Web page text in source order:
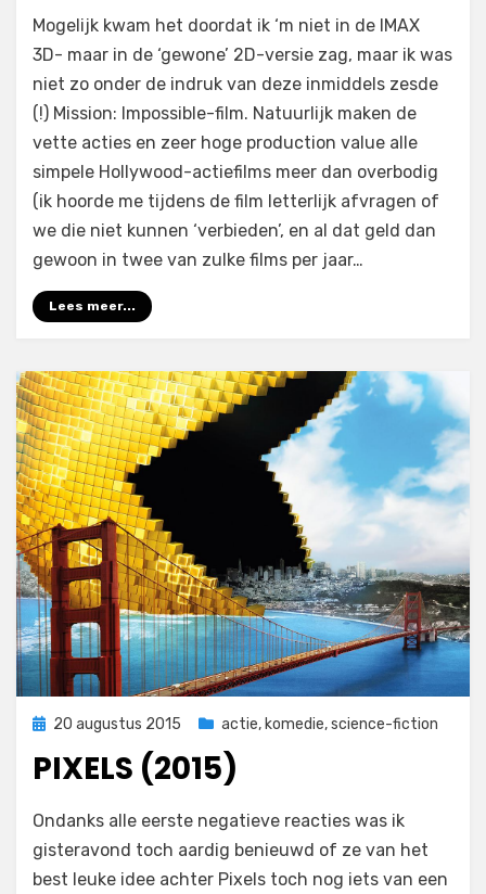
doorFilmofiel.nl
Laat een reactie achter
op
Impossible
–
Fallout
(2018)
Mogelijk kwam het doordat ik ‘m niet in de IMAX
3D- maar in de ‘gewone’ 2D-versie zag, maar ik was
niet zo onder de indruk van deze inmiddels zesde
(!) Mission: Impossible-film. Natuurlijk maken de
vette acties en zeer hoge production value alle
simpele Hollywood-actiefilms meer dan overbodig
(ik hoorde me tijdens de film letterlijk afvragen of
we die niet kunnen ‘verbieden’, en al dat geld dan
gewoon in twee van zulke films per jaar…
Lees meer...
Geplaatst
20 augustus 2015 actie, komedie,science-fiction
PIXELS (2015)
door Filmofiel.nl
Laat een reactie achter
Pixels
(2015)
Ondanks alle eerste negatieve reacties was ik
gisteravond toch aardig benieuwd of ze van het
best leuke idee achter Pixels toch nog iets van een